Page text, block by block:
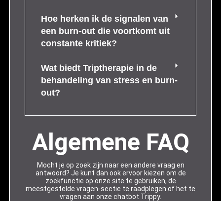
Hoe herken ik de signalen van
een burn-out die voortkomt uit
constante kritiek?
Wat biedt Triptherapie in de
behandeling van stress en burn-
out?
Algemene FAQ
Mocht je op zoek zijn naar een andere vraag en
antwoord? Je kunt dan ook ervoor kiezen om de
zoekfunctie op onze site te gebruiken, de
meestgestelde vragen-sectie te raadplegen of het te
vragen aan onze chatbot Trippy.